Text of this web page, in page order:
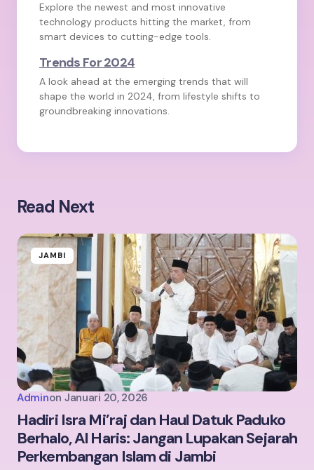
Explore the newest and most innovative
technology products hitting the market, from
smart devices to cutting-edge tools.
Trends For 2024
A look ahead at the emerging trends that will
shape the world in 2024, from lifestyle shifts to
groundbreaking innovations.
Read Next
JAMBI
Adminon Januari 20, 2026
Hadiri Isra Mi’raj dan Haul Datuk Paduko
Berhalo, Al Haris: Jangan Lupakan Sejarah
Perkembangan Islam di Jambi